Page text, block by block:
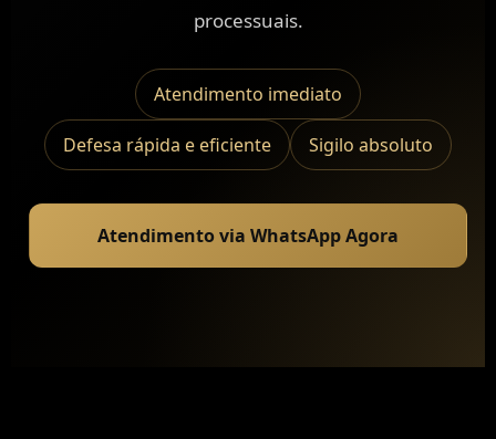
processuais.
Atendimento imediato
Defesa rápida e eficiente Sigilo absoluto
Atendimento via WhatsApp Agora